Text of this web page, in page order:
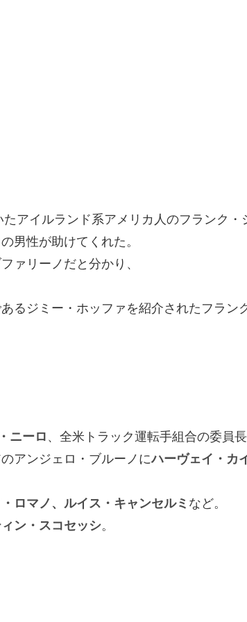
アイルランド系アメリカ人のフランク・
男性が助けてくれた。
ァリーノだと分かり、
るジミー・ホッファを紹介されたフラン
ニーロ、全米トラック運転手組合の委員
アンジェロ・ブルーノにハーヴェイ・カ
ロマノ、ルイス・キャンセルミ など。
ン・スコセッシ。